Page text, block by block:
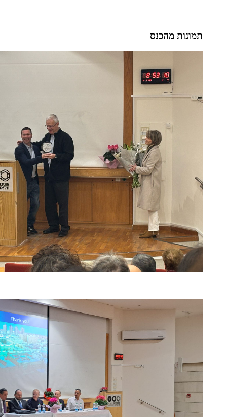
תמונות מהכנס